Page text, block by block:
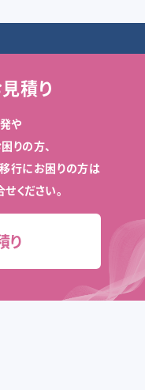
積り
や
りの方、
行にお困りの方は
ください。
り